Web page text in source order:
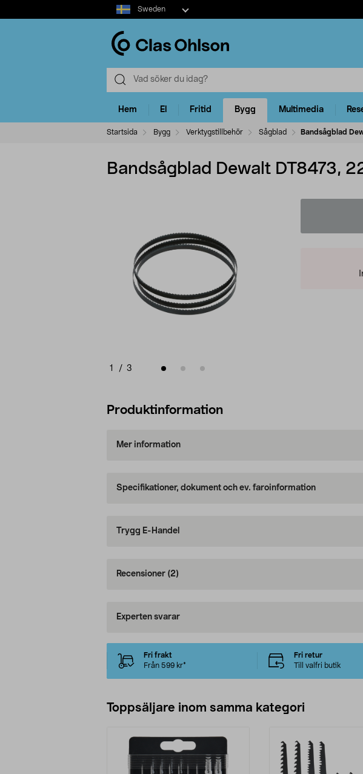
Select
market
Sweden
Hem El Fritid Bygg Multimedia
Startsida Bygg Verktygstillbehör Sågblad Bandsågblad
Bandsågblad Dewalt DT8473,
1 / 3
Produktinformation
Mer information
Specifikationer, dokument och ev. faroinformation
Trygg E-Handel
Recensioner (2)
Experten svarar
Fri frakt
Från 599 kr*
Fri retur
Till valfri butik
Toppsäljare inom samma kategori